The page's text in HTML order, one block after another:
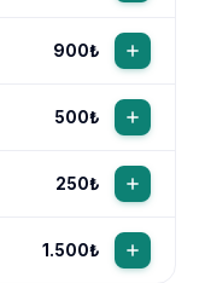
900₺
500₺
250₺
1.500₺